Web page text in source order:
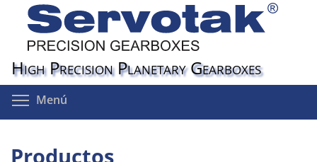
Pasar
contenido
principal
High Precision Planetary Gearboxes
Menú
Productos